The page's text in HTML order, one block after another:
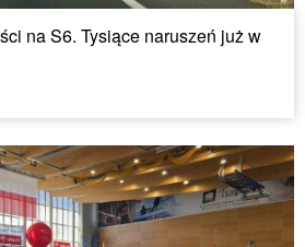
na S6. Tysiące naruszeń już w